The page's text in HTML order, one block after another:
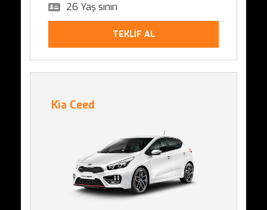
26 Yaş sınırı
TEKLİF AL
Kia Ceed